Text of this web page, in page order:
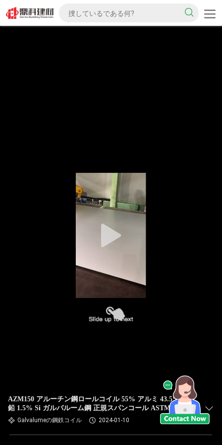
AZM150 アルーチン鋼ロールコイル 55% アルミ 43.5% 亜
鉛 1.5% Si ガルバルーム鋼 正規スパンコール ASTM A792M
CS-BGalvalumeの鋼鉄コイル 2024-01-10